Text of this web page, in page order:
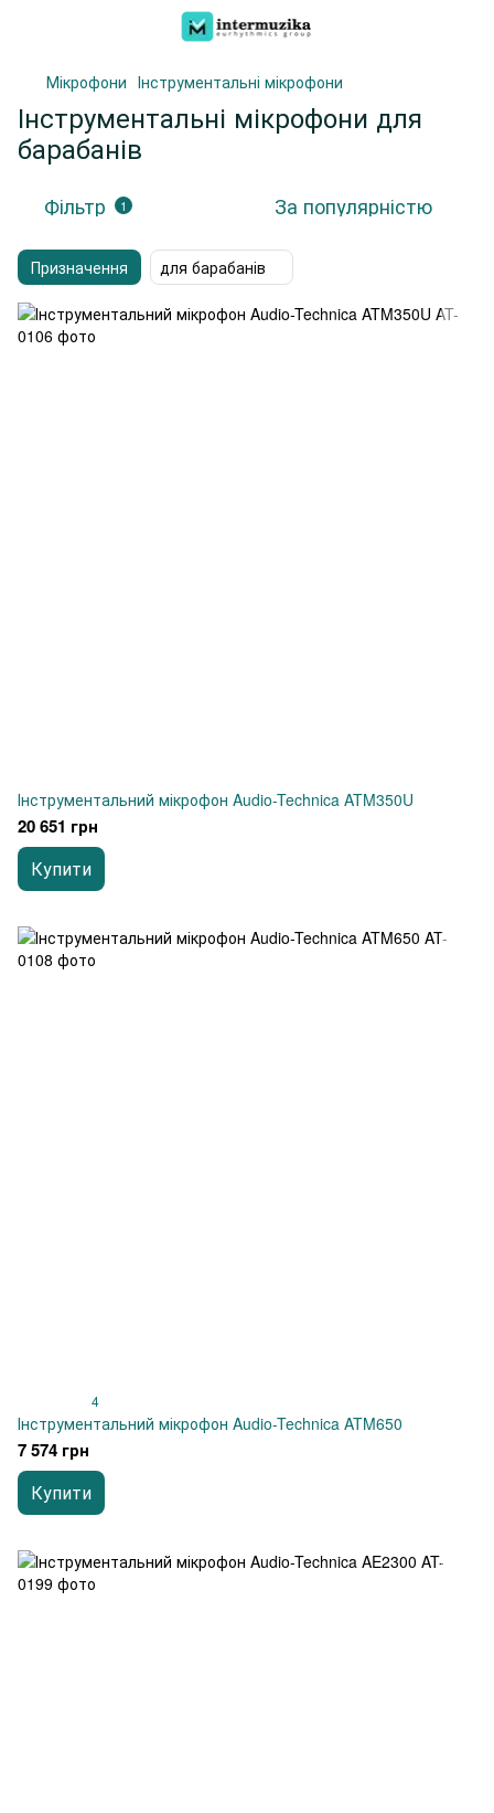
Мікрофони Інструментальні мікрофони
Інструментальні мікрофони для
барабанів
Фільтр 1 За популярністю
Призначення для барабанів
Інструментальний мікрофон Audio-Technica ATM350U
20 651 грн
Купити
4
Інструментальний мікрофон Audio-Technica ATM650
7 574 грн
Купити